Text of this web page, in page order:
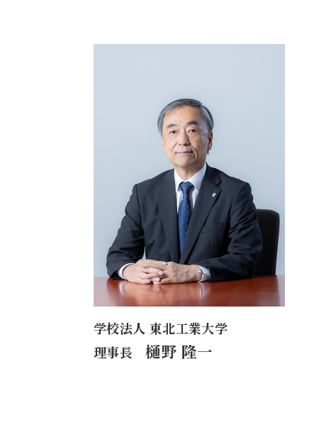
学校法人 東北工業大学
理事長樋野 隆一